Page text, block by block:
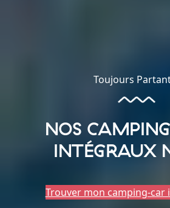
Toujours
NOS
INTÉGRAUX
Trouver mon camping-car